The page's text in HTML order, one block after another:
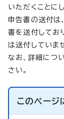
いただくことに
申告書の送付は
書を送付してお
は送付していま
なお、詳細につ
さい。
このページ